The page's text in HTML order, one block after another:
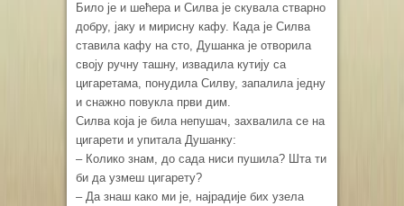
Било је и шећера и Силва је скувала стварно
добру, јаку и мирисну кафу. Када је Силва
ставила кафу на сто, Душанка је отворила
своју ручну ташну, извадила кутију са
цигаретама, понудила Силву, запалила једну
и снажно повукла први дим.
Силва која је била непушач, захвалила се на
цигарети и упитала Душанку:
– Колико знам, до сада ниси пушила? Шта ти
би да узмеш цигарету?
– Да знаш како ми је, најрадије бих узела